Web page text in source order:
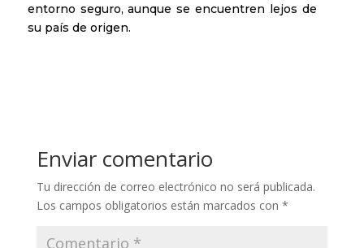
entorno seguro, aunque se encuentren lejos de
su país de origen.
Enviar comentario
Tu dirección de correo electrónico no será publicada.
Los campos obligatorios están marcados con *